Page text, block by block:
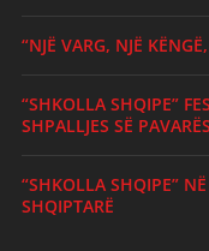
“NJË VARG, NJË
“SHKOLLA SHQIPE”
SHPALLJES SË
“SHKOLLA SHQIPE”
SHQIPTARË